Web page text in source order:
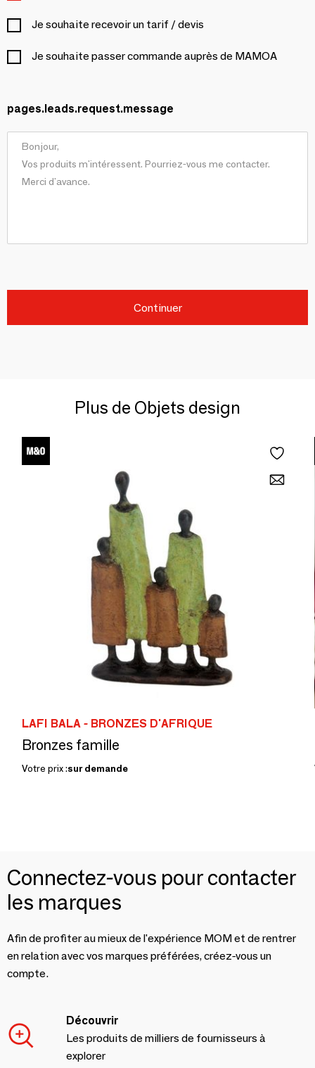
Je souhaite recevoir un tarif / devis
Je souhaite passer commande auprès de MAMOA
pages.leads.request.message
Continuer
Plus de Objets design
LAFI BALA - BRONZES D'AFRIQUE
Bronzes famille
Votre prix :sur demande
Connectez-vous pour contacter
les marques
Afin de profiter au mieux de l'expérience MOM et de rentrer
en relation avec vos marques préférées, créez-vous un
compte.
Découvrir
Les produits de milliers de fournisseurs à
explorer